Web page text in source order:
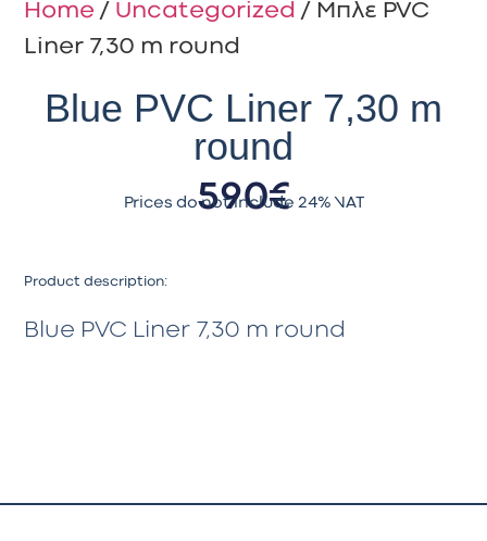
Home / Uncategorized / Μπλε PVC
Liner 7,30 m round
Blue PVC Liner 7,30 m
round
590€
Prices do not include 24% VAT
Product description:
Blue PVC Liner 7,30 m round